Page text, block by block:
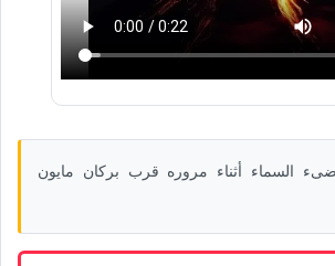
السماء أثناء مروره قرب برکان مایون